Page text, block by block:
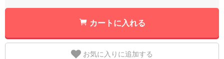
カートに入れる
お気に入りに追加する